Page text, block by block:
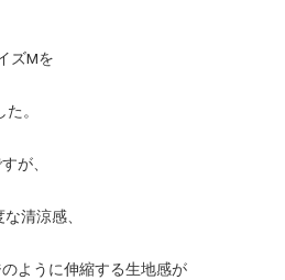
ズMを
。
が、
清涼感、
ように伸縮する生地感が